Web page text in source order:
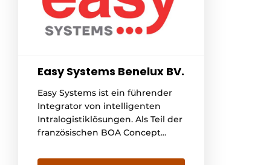
Easy Systems Benelux BV.
Easy Systems ist ein führender
Integrator von intelligenten
Intralogistiklösungen. Als Teil der
französischen BOA Concept
implementieren wir modulare